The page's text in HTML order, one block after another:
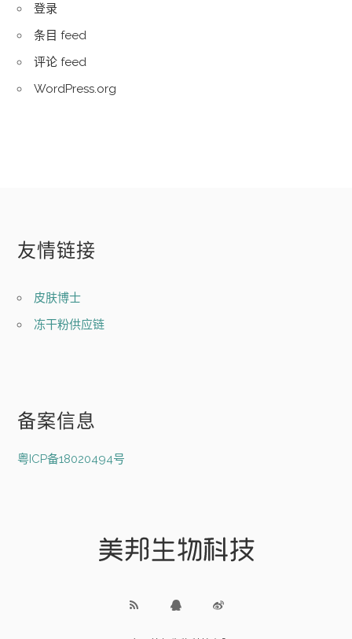
登录
条目 feed
评论 feed
WordPress.org
友情链接
皮肤博士
冻干粉供应链
备案信息
粤ICP备18020494号